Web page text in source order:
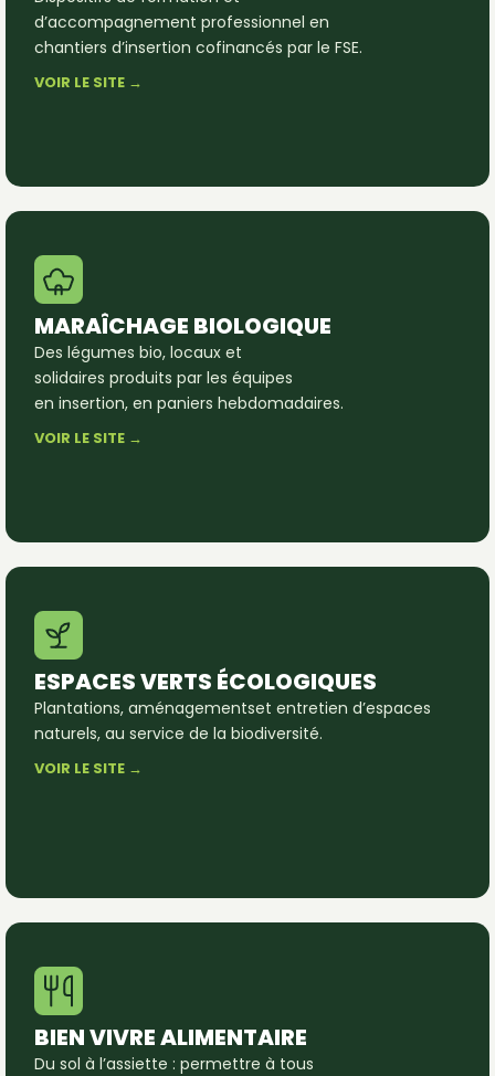
d’accompagnement professionnel en
chantiers d’insertion cofinancés par le FSE.
VOIR LE SITE →
MARAÎCHAGE BIOLOGIQUE
Des légumes bio, locaux et
solidaires produits par les équipes
en insertion, en paniers hebdomadaires.
VOIR LE SITE →
ESPACES VERTS ÉCOLOGIQUES
Plantations, aménagementset entretien d’espaces
naturels, au service de la biodiversité.
VOIR LE SITE →
BIEN VIVRE ALIMENTAIRE
Du sol à l’assiette : permettre à tous